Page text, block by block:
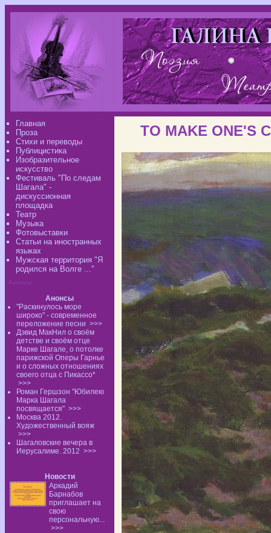
Главная
Проза
Стихи и переводы
Публицистика
Изобразительное
искусство
Фестиваль "По следам
Шагала" -
дискуссионная
площадка
Театр
Музыка
Фотовыставки
Статьи на иностранных
языках
Мужская территория "Я
родился на Волге ..."
Анонсы:
Анонсы
"Раскинулось море
широко" - современное
переложение песни >>>
Дэвид МакНил о своём
детстве и своём отце
Марке Шагале, о потолке
парижской Оперы Гарнье
и о сложных отношениях
своего отца с Пикассо*
>>>
Роман Гершзон "Юбилею
Марка Шагала
посвящается" >>>
Москва 2012.
Художественный вояж
>>>
Шагаловские вечера в
Иерусалиме. 2012 >>>
Новости
Аркадий
Барнабов
приглашает на
свою
персональную...
>>>
TO MAKE ONE'S